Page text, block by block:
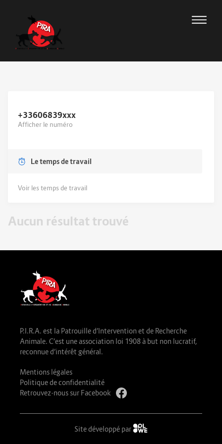
+33606839xxx
Afficher le numéro
Le temps de travail
Voir les temps de travail
Aucun résultat trouvé
P.I.R.A. est la Patrouille d’Intervention et de Recherche
Animale. C’est une association loi 1908 à but non lucratif,
reconnue d’intérêt général.
Mentions légales
Politique de confidentialité
Retrouvez-nous sur Facebook
Site développé par